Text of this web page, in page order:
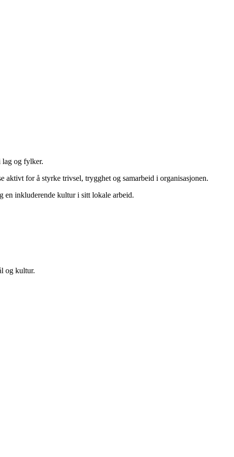
lag og fylker.
for å styrke trivsel, trygghet og samarbeid i organisasjonen.
en inkluderende kultur i sitt lokale arbeid.
og kultur.